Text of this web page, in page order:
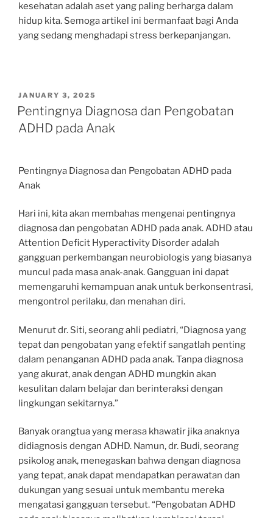
kesehatan adalah aset yang paling berharga dalam
hidup kita. Semoga artikel ini bermanfaat bagi Anda
yang sedang menghadapi stress berkepanjangan.
POSTED
ON
JANUARY 3, 2025
Pentingnya Diagnosa dan Pengobatan
ADHD pada Anak
Pentingnya Diagnosa dan Pengobatan ADHD pada
Anak
Hari ini, kita akan membahas mengenai pentingnya
diagnosa dan pengobatan ADHD pada anak. ADHD atau
Attention Deficit Hyperactivity Disorder adalah
gangguan perkembangan neurobiologis yang biasanya
muncul pada masa anak-anak. Gangguan ini dapat
memengaruhi kemampuan anak untuk berkonsentrasi,
mengontrol perilaku, dan menahan diri.
Menurut dr. Siti, seorang ahli pediatri, “Diagnosa yang
tepat dan pengobatan yang efektif sangatlah penting
dalam penanganan ADHD pada anak. Tanpa diagnosa
yang akurat, anak dengan ADHD mungkin akan
kesulitan dalam belajar dan berinteraksi dengan
lingkungan sekitarnya.”
Banyak orangtua yang merasa khawatir jika anaknya
didiagnosis dengan ADHD. Namun, dr. Budi, seorang
psikolog anak, menegaskan bahwa dengan diagnosa
yang tepat, anak dapat mendapatkan perawatan dan
dukungan yang sesuai untuk membantu mereka
mengatasi gangguan tersebut. “Pengobatan ADHD